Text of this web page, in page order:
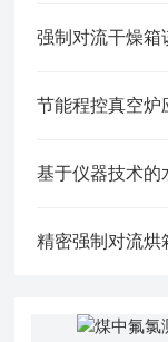
强制对流干燥箱
基于仪器技术的
精密强制对流烘